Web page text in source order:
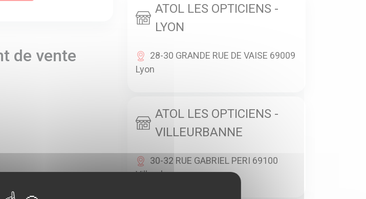
de vente
ATOL LES OPTICIENS -
LYON
28-30 GRANDE RUE DE VAISE 69009
Lyon
ATOL LES OPTICIENS -
VILLEURBANNE
30-32 RUE GABRIEL PERI 69100
Villeurbanne